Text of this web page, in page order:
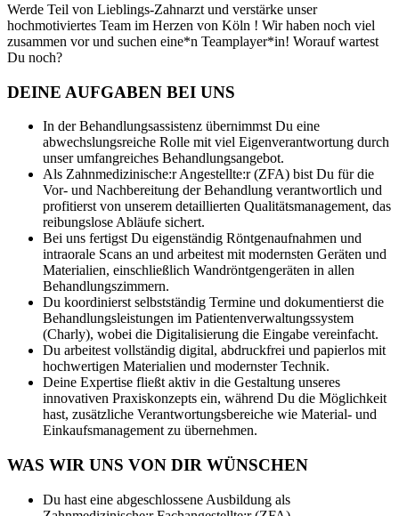
Werde Teil von Lieblings-Zahnarzt und verstärke unser
hochmotiviertes Team im Herzen von Köln ! Wir haben noch viel
zusammen vor und suchen eine*n Teamplayer*in! Worauf wartest
Du noch?
DEINE AUFGABEN BEI UNS
In der Behandlungsassistenz übernimmst Du eine
abwechslungsreiche Rolle mit viel Eigenverantwortung durch
unser umfangreiches Behandlungsangebot.
Als Zahnmedizinische:r Angestellte:r (ZFA) bist Du für die
Vor- und Nachbereitung der Behandlung verantwortlich und
profitierst von unserem detaillierten Qualitätsmanagement, das
reibungslose Abläufe sichert.
Bei uns fertigst Du eigenständig Röntgenaufnahmen und
intraorale Scans an und arbeitest mit modernsten Geräten und
Materialien, einschließlich Wandröntgengeräten in allen
Behandlungszimmern.
Du koordinierst selbstständig Termine und dokumentierst die
Behandlungsleistungen im Patientenverwaltungssystem
(Charly), wobei die Digitalisierung die Eingabe vereinfacht.
Du arbeitest vollständig digital, abdruckfrei und papierlos mit
hochwertigen Materialien und modernster Technik.
Deine Expertise fließt aktiv in die Gestaltung unseres
innovativen Praxiskonzepts ein, während Du die Möglichkeit
hast, zusätzliche Verantwortungsbereiche wie Material- und
Einkaufsmanagement zu übernehmen.
WAS WIR UNS VON DIR WÜNSCHEN
Du hast eine abgeschlossene Ausbildung als